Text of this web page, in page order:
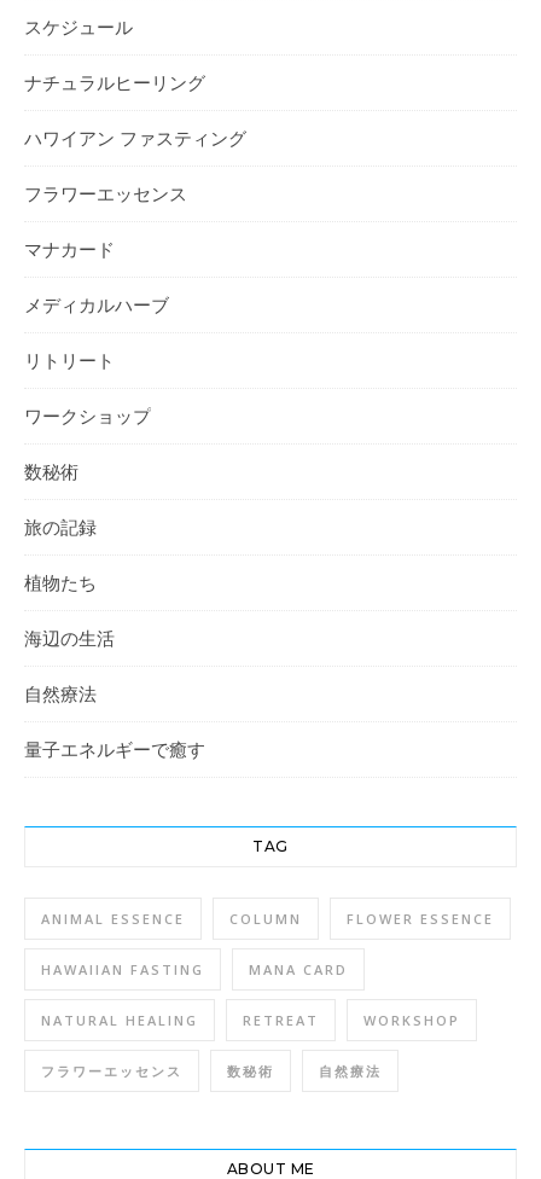
スケジュール
ナチュラルヒーリング
ハワイアン ファスティング
フラワーエッセンス
マナカード
メディカルハーブ
リトリート
ワークショップ
数秘術
旅の記録
植物たち
海辺の生活
自然療法
量子エネルギーで癒す
TAG
ANIMAL ESSENCE COLUMN FLOWER ESSENCE
HAWAIIAN FASTING MANA CARD
NATURAL HEALING RETREAT WORKSHOP
フラワーエッセンス 数秘術 自然療法
ABOUT ME